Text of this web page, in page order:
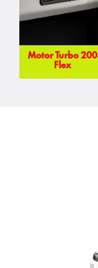
Motor Turbo 200
Flex